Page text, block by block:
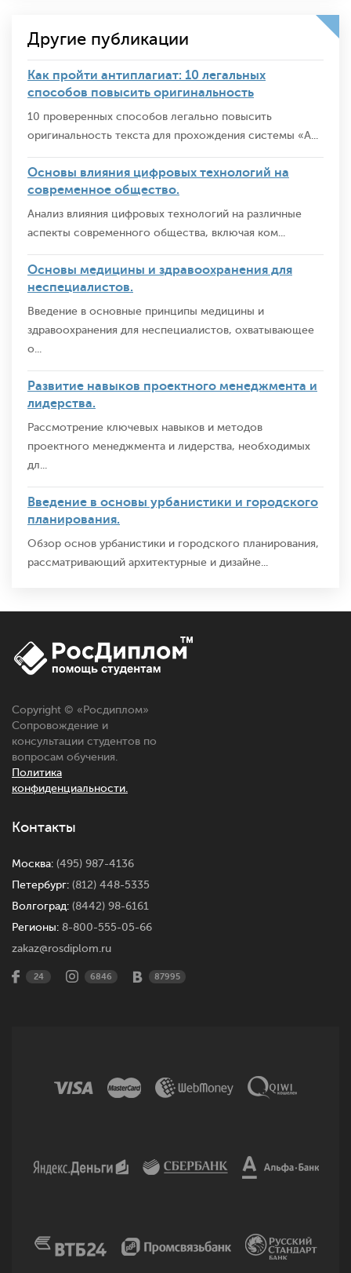
Другие публикации
Как пройти антиплагиат: 10 легальных
способов повысить оригинальность
10 проверенных способов легально повысить
оригинальность текста для прохождения системы «А...
Основы влияния цифровых технологий на
современное общество.
Анализ влияния цифровых технологий на различные
аспекты современного общества, включая ком...
Основы медицины и здравоохранения для
неспециалистов.
Введение в основные принципы медицины и
здравоохранения для неспециалистов, охватывающее
о...
Развитие навыков проектного менеджмента и
лидерства.
Рассмотрение ключевых навыков и методов
проектного менеджмента и лидерства, необходимых
дл...
Введение в основы урбанистики и городского
планирования.
Обзор основ урбанистики и городского планирования,
рассматривающий архитектурные и дизайне...
Copyright © « Росдиплом»
Сопровождение и
консультации студентов по
вопросам обучения.
Политика
конфиденциальности.
Контакты
Москва: (495) 987-4136
Петербург: (812) 448-5335
Волгоград: (8442) 98-6161
Регионы: 8-800-555-05-66
zakaz@rosdiplom.ru
24 6846 87995